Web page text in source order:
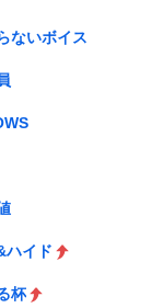
ないボイス
ハイド
杯